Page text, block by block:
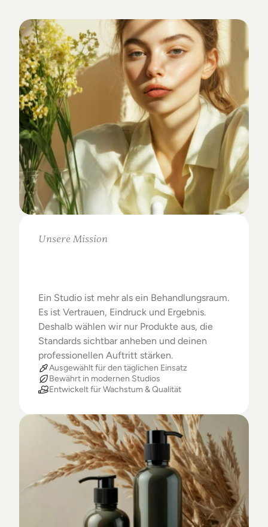
Studio-Alltag.
Unsere Mission
Ein Studio ist mehr als ein Behandlungsraum.
Es ist Vertrauen, Eindruck und Ergebnis.
Deshalb wählen wir nur Produkte aus, die
Standards sichtbar anheben und deinen
professionellen Auftritt stärken.
Ausgewählt für den täglichen Einsatz
Bewährt in modernen Studios
Entwickelt für Wachstum & Qualität